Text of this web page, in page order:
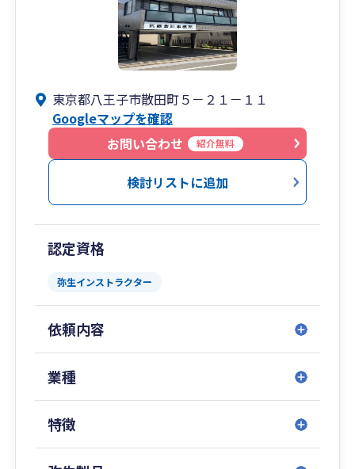
東京都八王子市散田町５－２１－１１
Googleマップを確認
お問い合わせ
紹介無料
検討リストに追加
認定資格
弥生インストラクター
依頼内容
業種
特徴